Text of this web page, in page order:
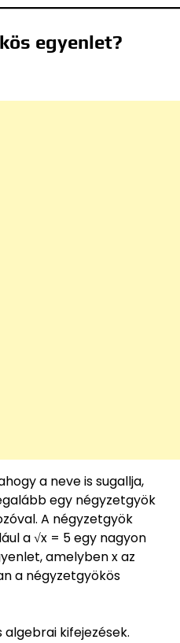
egyenlet?
a neve is sugallja,
egy négyzetgyök
A négyzetgyök
a √x = 5 egy nagyon
amelyben x az
a négyzetgyökös
kifejezések.